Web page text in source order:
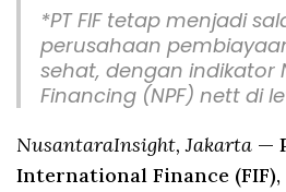
*PT FIF tetap menjadi
perusahaan
sehat, dengan indikator
Financing (NPF) nett di
NusantaraInsight, Jakarta —
International Finance